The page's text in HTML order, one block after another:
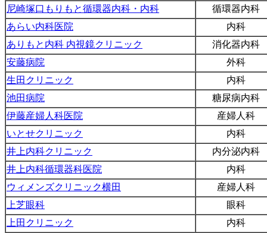
尼崎塚口もりもと循環器内科・内科
循環器内科
あらい内科医院
内科
ありもと内科 内視鏡クリニック
消化器内科
安藤病院
外科
生田クリニック
内科
池田病院
糖尿病内科
伊藤産婦人科医院
産婦人科
いとせクリニック
内科
井上内科クリニック
内分泌内科
井上内科循環器科医院
内科
ウィメンズクリニック横田
産婦人科
上芝眼科
眼科
上田クリニック
内科